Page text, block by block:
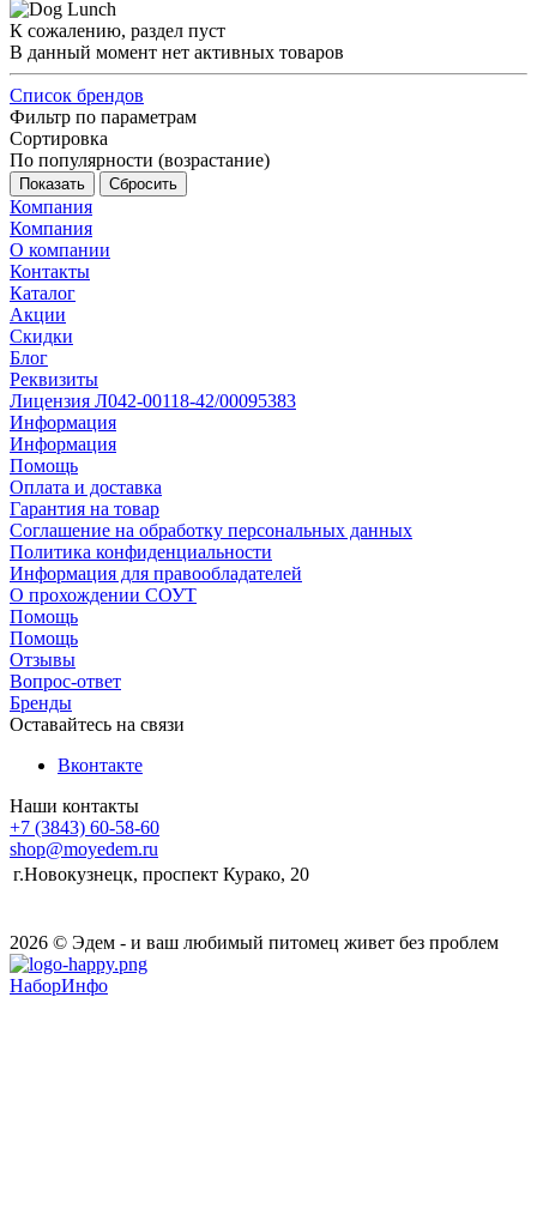
К сожалению, раздел пуст
В данный момент нет активных товаров
Список брендов
Фильтр по параметрам
Сортировка
По популярности (возрастание)
Сбросить
Компания
Компания
О компании
Контакты
Каталог
Акции
Скидки
Блог
Реквизиты
Лицензия Л042-00118-42/00095383
Информация
Информация
Помощь
Оплата и доставка
Гарантия на товар
Соглашение на обработку персональных данных
Политика конфиденциальности
Информация для правообладателей
О прохождении СОУТ
Помощь
Помощь
Отзывы
Вопрос-ответ
Бренды
Оставайтесь на связи
Вконтакте
Наши контакты
+7 (3843) 60-58-60
shop@moyedem.ru
г.Новокузнецк, проспект Курако, 20
2026 © Эдем - и ваш любимый питомец живет без проблем
НаборИнфо